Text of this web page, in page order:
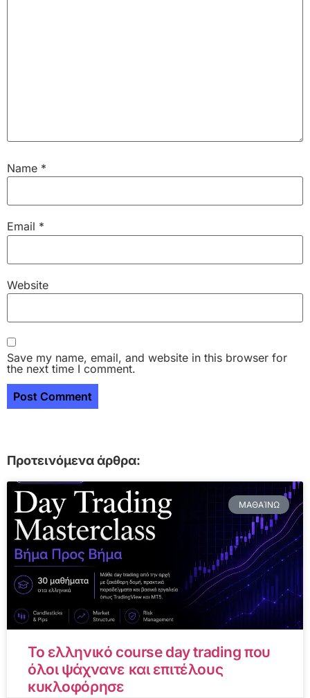
Name *
Email *
Website
Save my name, email, and website in this browser for
the next time I comment.
Προτεινόμενα άρθρα:
ΜΑΘΑΊΝΩ
Το ελληνικό course day trading που
όλοι ψάχνανε και επιτέλους
κυκλοφόρησε